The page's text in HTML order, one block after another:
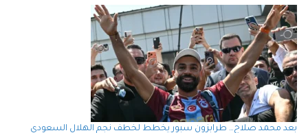
بعد محمد صلاح… طرابزون سبور يخطط لخطف نجم الهلال السعودي